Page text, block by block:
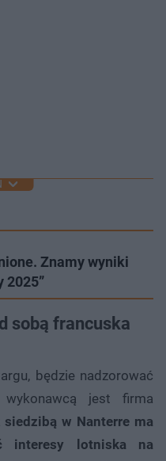
Znamy wyniki
2025”
sobą francuska
będzie nadzorować
jest firma
siedzibą w Nanterre ma
interesy lotniska na